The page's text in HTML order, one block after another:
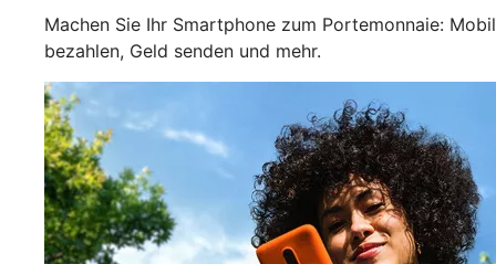
Machen Sie Ihr Smartphone zum Portemonnaie: Mobil
bezahlen, Geld senden und mehr.